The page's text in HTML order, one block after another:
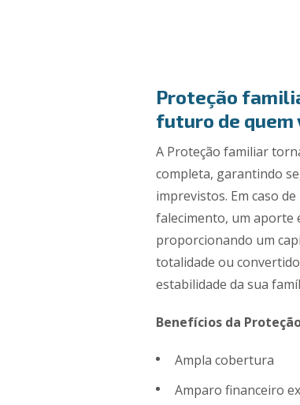
Proteção
futuro de quem
A Proteção familiar
completa, garantindo
imprevistos. Em caso
falecimento, um aporte
proporcionando um
totalidade ou
estabilidade da sua
Benefícios da
Ampla cobertura
Amparo financeiro